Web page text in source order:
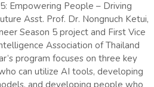
Empowering People – Driving
Asst. Prof. Dr. Nongnuch Ketui,
Season 5 project and First Vice
Association of Thailand
program focuses on three key
can utilize AI tools, developing